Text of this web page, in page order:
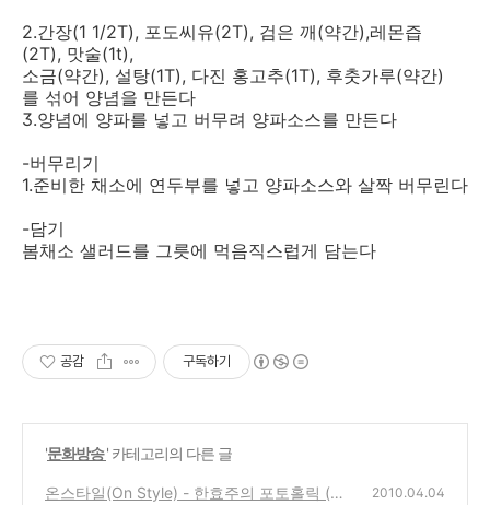
2.간장(1 1/2T), 포도씨유(2T), 검은 깨(약간),레몬즙
(2T), 맛술(1t),
소금(약간), 설탕(1T), 다진 홍고추(1T), 후춧가루(약간)
를 섞어 양념을 만든다
3.양념에 양파를 넣고 버무려 양파소스를 만든다
-버무리기
1.준비한 채소에 연두부를 넣고 양파소스와 살짝 버무린다
-담기
봄채소 샐러드를 그릇에 먹음직스럽게 담는다
공감 구독하기
'문화방송' 카테고리의 다른 글
온스타일(On Style) - 한효주의 포토홀릭 (사
2010.04.04